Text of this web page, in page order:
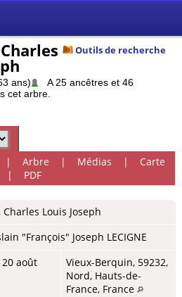
Outils de recherche
ans)
A 25 ancêtres et 46
cet arbre.
| Arbre | Médias | Carte
PDF
Charles Louis Joseph
"François" Joseph LECIGNE
août
Vieux-Berquin, 59232,
Nord, Hauts-de-
France, France